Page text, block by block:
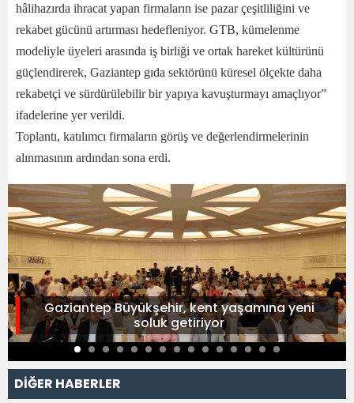
hâlihazırda ihracat yapan firmaların ise pazar çeşitliliğini ve
rekabet gücünü artırması hedefleniyor. GTB, kümelenme
modeliyle üyeleri arasında iş birliği ve ortak hareket kültürünü
güçlendirerek, Gaziantep gıda sektörünü küresel ölçekte daha
rekabetçi ve sürdürülebilir bir yapıya kavuşturmayı amaçlıyor”
ifadelerine yer verildi.
Toplantı, katılımcı firmaların görüş ve değerlendirmelerinin
alınmasının ardından sona erdi.
Gaziantep Büyükşehir, kent yaşamına yeni
soluk getiriyor
DİĞER HABERLER